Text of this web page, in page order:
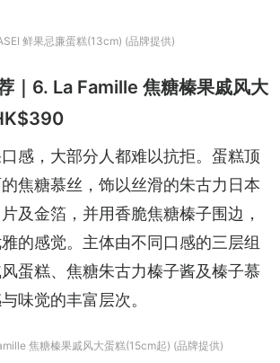
鲜果忌廉蛋糕(13cm) (品牌提供)
｜6. La Famille 焦糖榛果戚风大
感，大部分人都难以抗拒。蛋糕顶
焦糖慕丝，饰以丝滑的朱古力日本
及金箔，并用香脆焦糖榛子围边，
的感觉。主体由不同口感的三层组
蛋糕、焦糖朱古力榛子酱及榛子慕
味觉的丰富层次。
焦糖榛果戚风大蛋糕(15cm起) (品牌提供)